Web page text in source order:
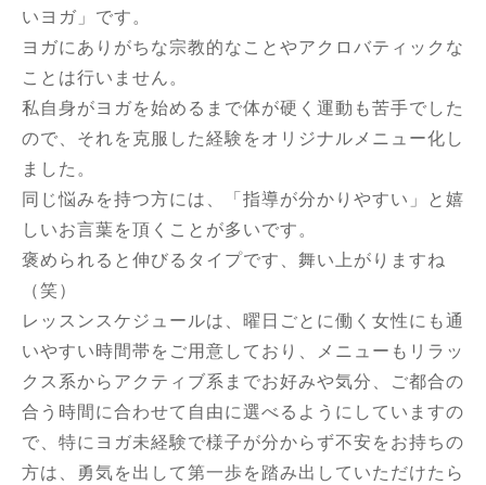
いヨガ」です。
ヨガにありがちな宗教的なことやアクロバティックな
ことは行いません。
私自身がヨガを始めるまで体が硬く運動も苦手でした
ので、それを克服した経験をオリジナルメニュー化し
ました。
同じ悩みを持つ方には、「指導が分かりやすい」と嬉
しいお言葉を頂くことが多いです。
褒められると伸びるタイプです、舞い上がりますね
（笑）
レッスンスケジュールは、曜日ごとに働く女性にも通
いやすい時間帯をご用意しており、メニューもリラッ
クス系からアクティブ系までお好みや気分、ご都合の
合う時間に合わせて自由に選べるようにしていますの
で、特にヨガ未経験で様子が分からず不安をお持ちの
方は、勇気を出して第一歩を踏み出していただけたら